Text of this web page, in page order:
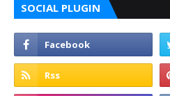
SOCIAL PLUGIN